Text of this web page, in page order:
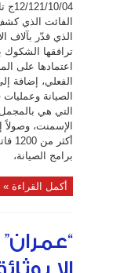
الفائت الذي
الذي قدّر بآلاف
ترافقها الشكوك
اعتمادها على
الفعلي، إضافة
الصيانة
التي هي
الإسمنت،
برامج الصيانة،
أكمل القراءة »